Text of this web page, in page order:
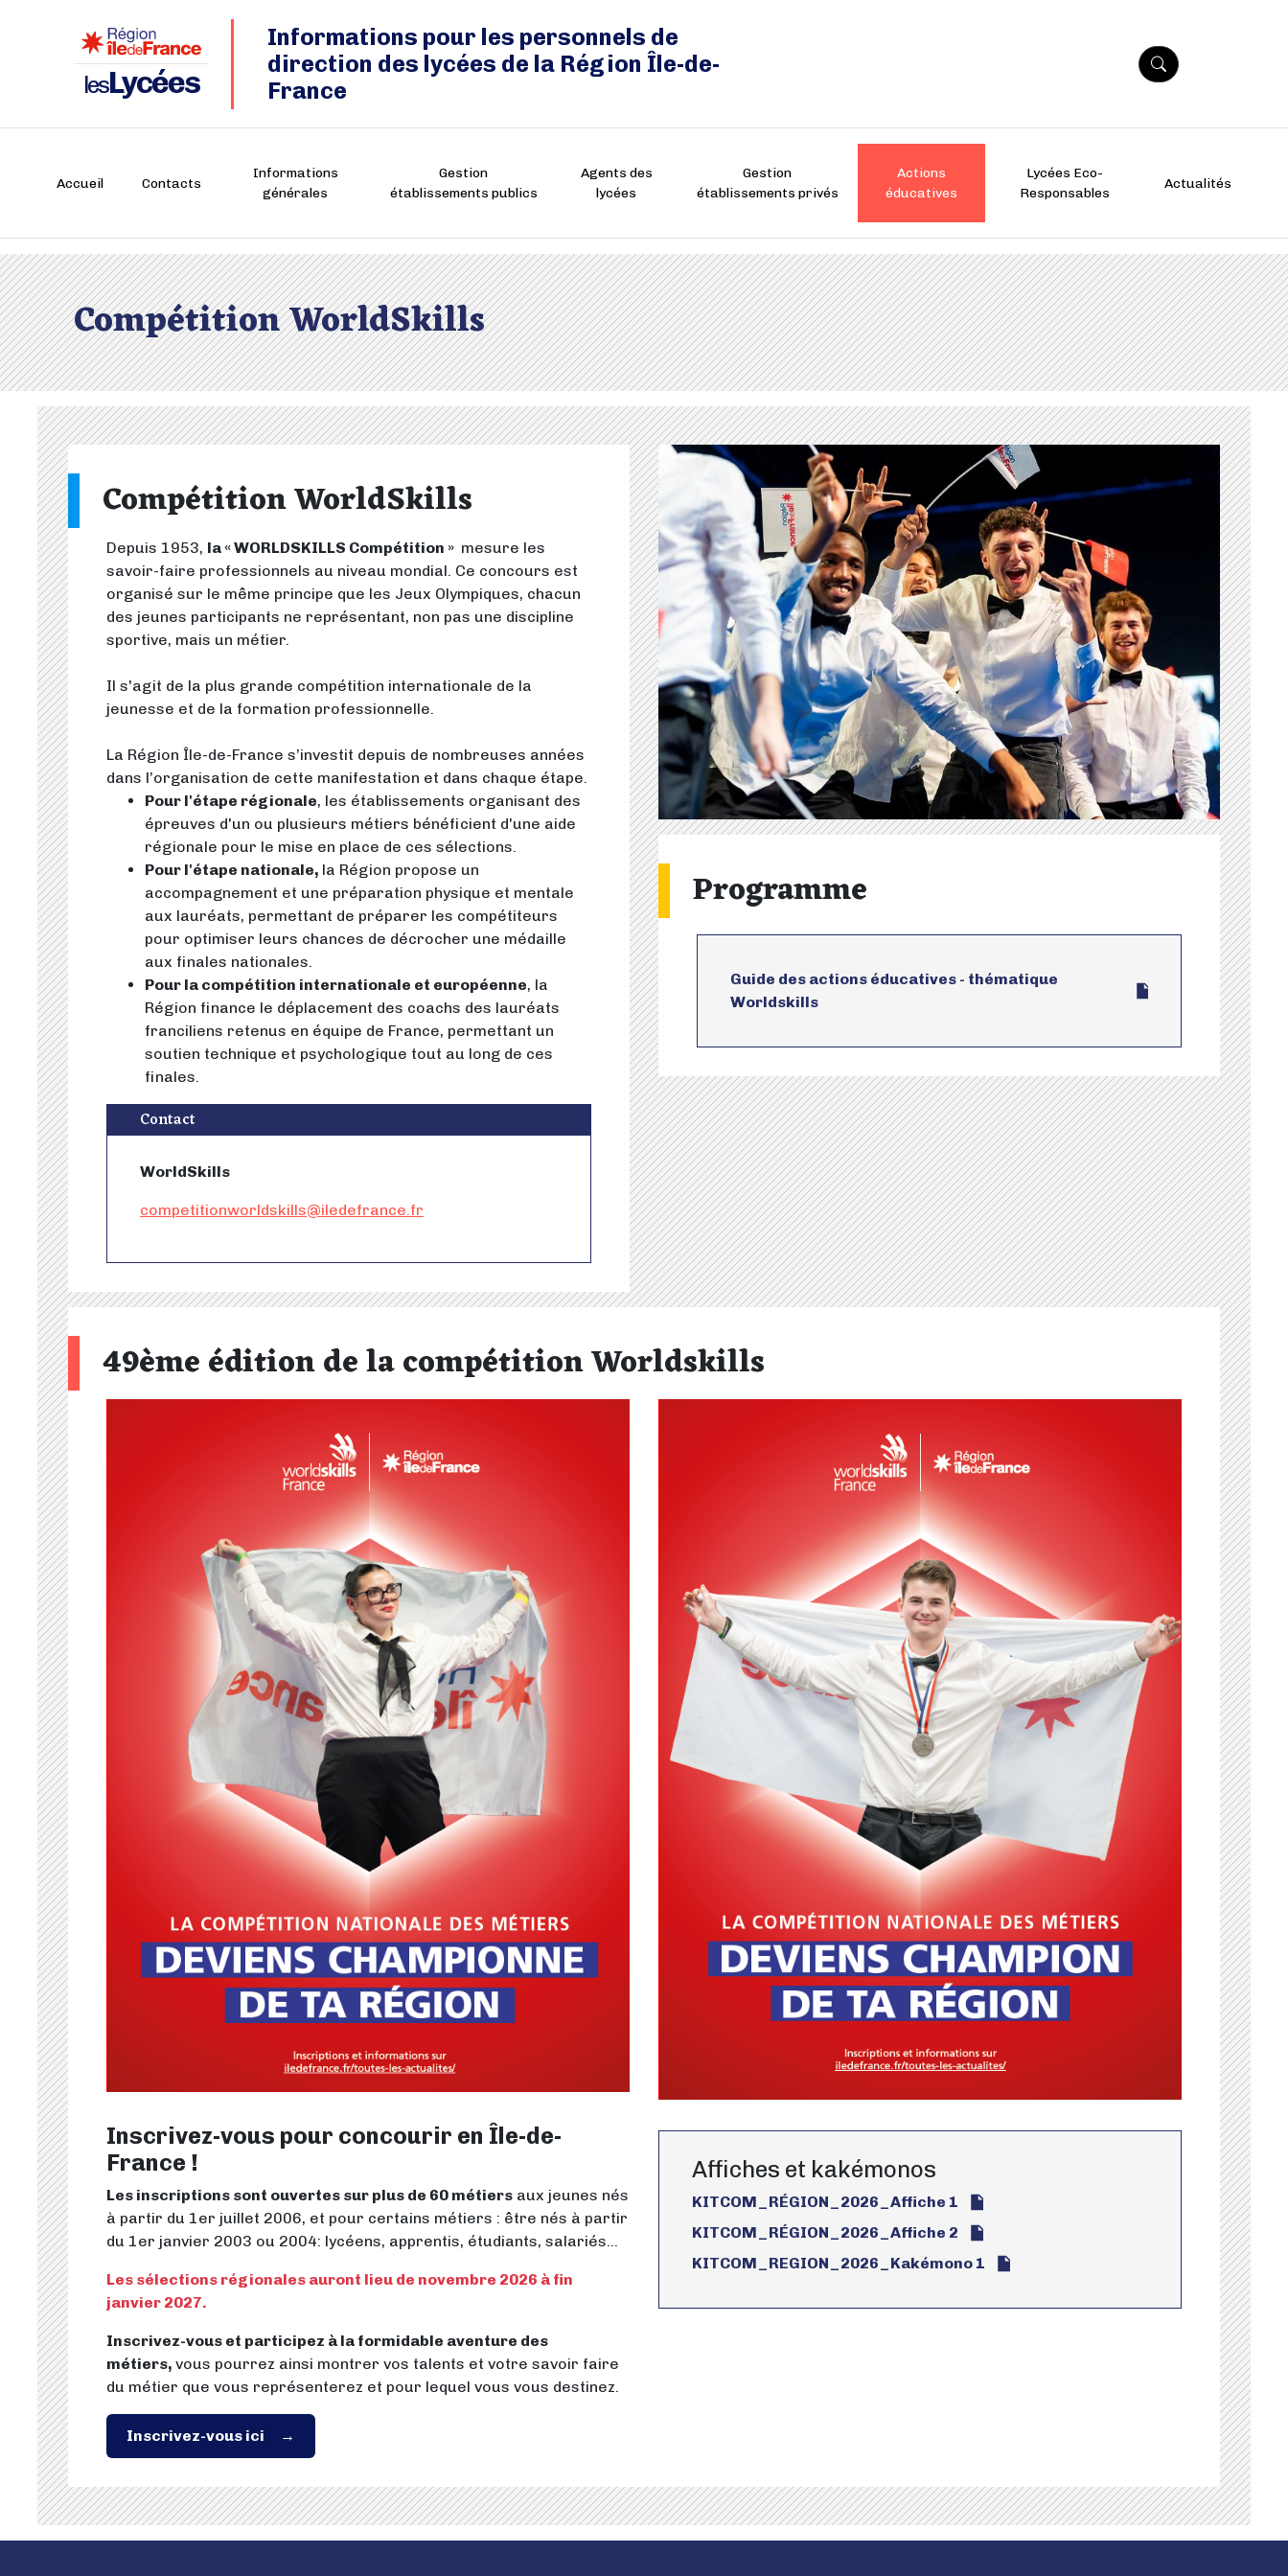
lesLycées
Informations pour les personnels de
direction des lycées de la Région Île-de-
France
Accueil Contacts
Informations
générales
Gestion
établissements publics
Agents des
lycées
Gestion
établissements privés
Actions
éducatives
Lycées Eco-
Responsables
Actualités
Compétition WorldSkills
Compétition WorldSkills
Depuis 1953, la « WORLDSKILLS Compétition » mesure les
savoir-faire professionnels au niveau mondial. Ce concours est
organisé sur le même principe que les Jeux Olympiques, chacun
des jeunes participants ne représentant, non pas une discipline
sportive, mais un métier.
Il s'agit de la plus grande compétition internationale de la
jeunesse et de la formation professionnelle.
La Région Île-de-France s’investit depuis de nombreuses années
dans l’organisation de cette manifestation et dans chaque étape.
Pour l'étape régionale, les établissements organisant des
épreuves d'un ou plusieurs métiers bénéficient d'une aide
régionale pour le mise en place de ces sélections.
Pour l'étape nationale, la Région propose un
accompagnement et une préparation physique et mentale
aux lauréats, permettant de préparer les compétiteurs
pour optimiser leurs chances de décrocher une médaille
aux finales nationales.
Pour la compétition internationale et européenne, la
Région finance le déplacement des coachs des lauréats
franciliens retenus en équipe de France, permettant un
soutien technique et psychologique tout au long de ces
finales.
Contact
WorldSkills
competitionworldskills@iledefrance.fr
Programme
Guide des actions éducatives - thématique
Worldskills
49ème édition de la compétition Worldskills
Inscrivez-vous pour concourir en Île-de-
France !
Les inscriptions sont ouvertes sur plus de 60 métiers aux jeunes nés
à partir du 1er juillet 2006, et pour certains métiers : être nés à partir
du 1er janvier 2003 ou 2004: lycéens, apprentis, étudiants, salariés...
Les sélections régionales auront lieu de novembre 2026 à fin
janvier 2027.
Inscrivez-vous et participez à la formidable aventure des
métiers, vous pourrez ainsi montrer vos talents et votre savoir faire
du métier que vous représenterez et pour lequel vous vous destinez.
Inscrivez-vous ici
Affiches et kakémonos
KITCOM_RÉGION_2026_Affiche 1
KITCOM_RÉGION_2026_Affiche 2
KITCOM_REGION_2026_Kakémono 1